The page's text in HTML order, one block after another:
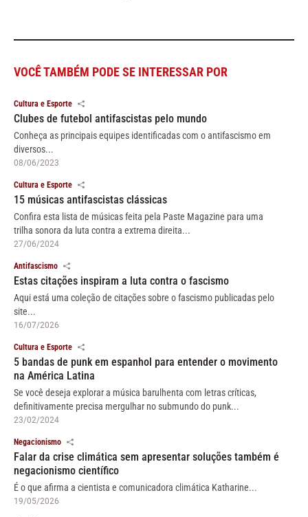
VOCÊ TAMBÉM PODE SE INTERESSAR POR
Cultura e Esporte
Clubes de futebol antifascistas pelo mundo
Conheça as principais equipes identificadas com o antifascismo em
diversos...
08/06/2023
Cultura e Esporte
15 músicas antifascistas clássicas
Confira esta lista de músicas feita pela Paste Magazine para uma
trilha sonora da luta contra a extrema direita...
27/06/2024
Antifascismo
Estas citações inspiram a luta contra o fascismo
Aqui está uma coleção de citações sobre o fascismo publicadas pelo
site...
16/07/2026
Cultura e Esporte
5 bandas de punk em espanhol para entender o movimento
na América Latina
Se você deseja explorar a música barulhenta com letras críticas,
definitivamente precisa mergulhar no submundo do punk...
23/02/2024
Negacionismo
Falar da crise climática sem apresentar soluções também é
negacionismo científico
É o que afirma a cientista e comunicadora climática Katharine...
19/05/2026